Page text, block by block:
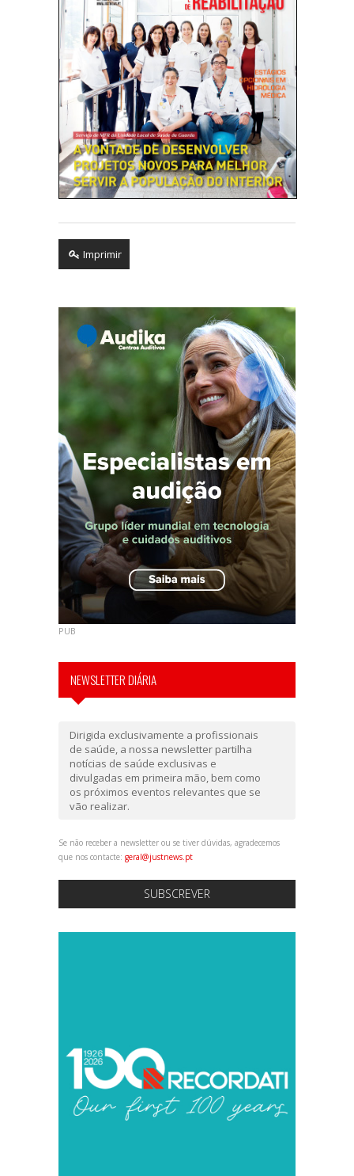
Imprimir
PUB
NEWSLETTER DIÁRIA
Dirigida exclusivamente a profissionais
de saúde, a nossa newsletter partilha
notícias de saúde exclusivas e
divulgadas em primeira mão, bem como
os próximos eventos relevantes que se
vão realizar.
Se não receber a newsletter ou se tiver dúvidas, agradecemos
que nos contacte: geral@justnews.pt
SUBSCREVER